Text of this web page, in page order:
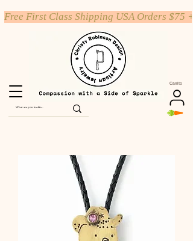
Carrito
Free First Class Shipping USA Orders $75 +